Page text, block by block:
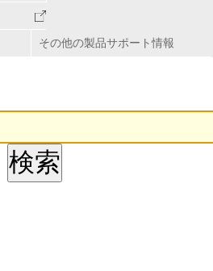
その他の製品サポート情報